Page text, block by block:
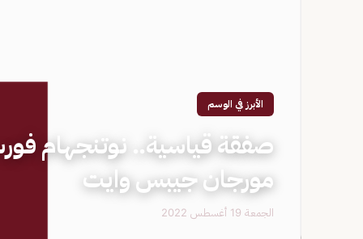
الأبرز في الوسم
صفقة قياسية.. نوتنجهام
مورجان جيبس وايت
الجمعة 19 أغسطس 2022